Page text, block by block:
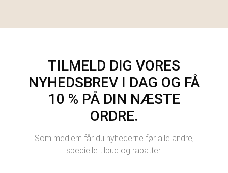
TILMELD DIG VORES
NYHEDSBREV I DAG OG FÅ
10 % PÅ DIN NÆSTE
ORDRE.
Som medlem får du nyhederne før alle andre,
specielle tilbud og rabatter.